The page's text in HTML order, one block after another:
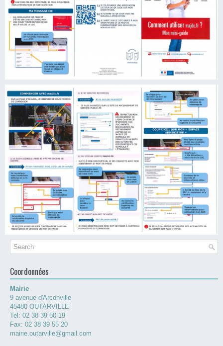
Coordonnées
Mairie
9 avenue d'Arconville
45480 OUTARVILLE
Tel: 02 38 39 50 19
Fax: 02 38 39 55 20
mairie.outarville@gmail.com